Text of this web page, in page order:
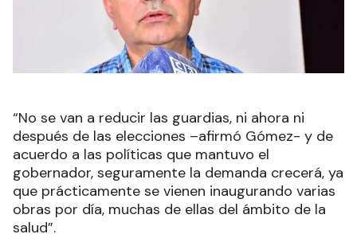
“No se van a reducir las guardias, ni ahora ni
después de las elecciones –afirmó Gómez- y de
acuerdo a las políticas que mantuvo el
gobernador, seguramente la demanda crecerá, ya
que prácticamente se vienen inaugurando varias
obras por día, muchas de ellas del ámbito de la
salud”.